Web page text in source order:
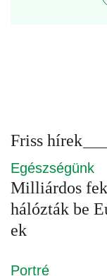
Friss hírek
Egészségünk
Milliárdos
hálózták be
ek
Portré